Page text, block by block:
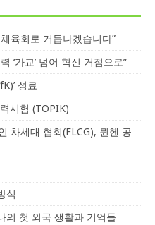
육회로 거듭나겠습니다”
‘가교’ 넘어 혁신 거점으로”
성료
시험 (TOPIK)
차세대 협회(FLCG), 뮌헨 공
식
의 첫 외국 생활과 기억들